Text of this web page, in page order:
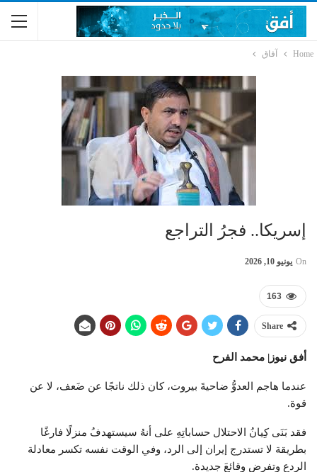
Home آفاق
إسريكا.. فجرُ التراجع
On يونيو 10, 2026
163
Share
أفق نيوز| محمد الفرح
عندما هاجم العدوُّ ضاحيةَ بيروت، كان ذلك ناتجًا عن ضَعف، لا عن
قوة.
فقد بَنَى كِيانُ الاحتلال حساباتِهِ على أنهُ سيستهدفُ منزلًا فارغًا
بطريقة لا تستدرج إيران إلى الرد، وفي الوقت نفسه تكسر معادلة
الردع وتفرض وقائعَ جديدة.